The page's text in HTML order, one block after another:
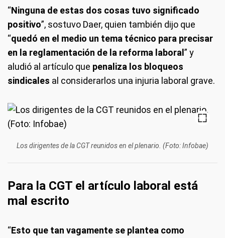
“Ninguna de estas dos cosas tuvo significado
positivo”, sostuvo Daer, quien también dijo que
“quedó en el medio un tema técnico para precisar
en la reglamentación de la reforma laboral” y
aludió al artículo que penaliza los bloqueos
sindicales al considerarlos una injuria laboral grave.
Los dirigentes de la CGT reunidos en el plenario. (Foto: Infobae)
Para la CGT el artículo laboral está
mal escrito
“Esto que tan vagamente se plantea como